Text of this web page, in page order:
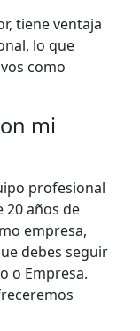
tiene ventaja
lo que
como
mi
profesional
20 años de
empresa,
debes seguir
o Empresa.